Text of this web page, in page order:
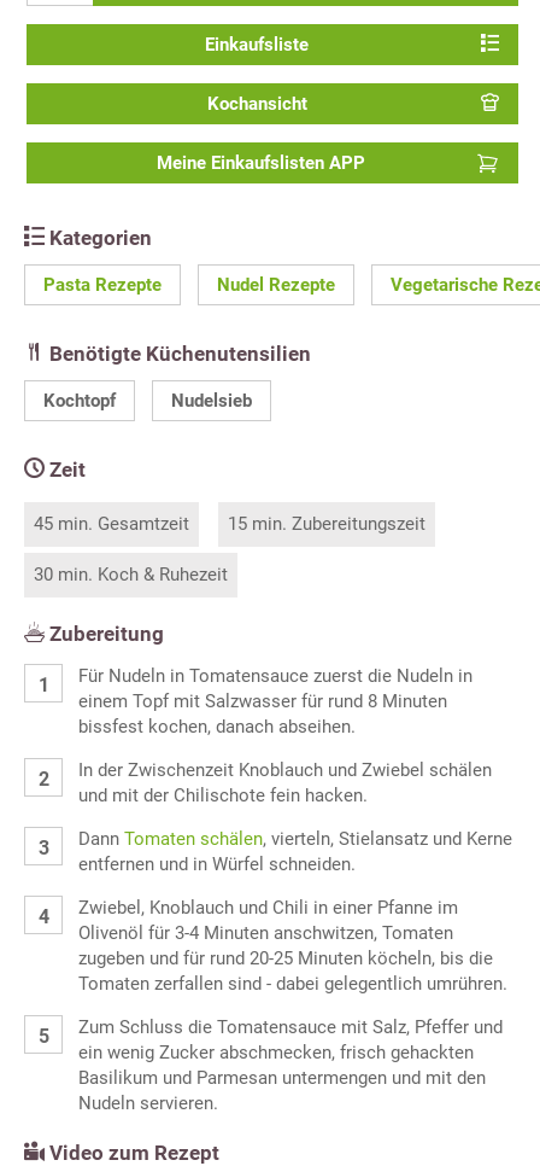
Einkaufsliste
Kochansicht
Meine Einkaufslisten APP
Kategorien
Pasta Rezepte Nudel Rezepte Vegetarische
Benötigte Küchenutensilien
Kochtopf Nudelsieb
Zeit
45 min. Gesamtzeit 15 min. Zubereitungszeit
30 min. Koch & Ruhezeit
Zubereitung
Für Nudeln in Tomatensauce zuerst die Nudeln in
einem Topf mit Salzwasser für rund 8 Minuten
bissfest kochen, danach abseihen.
In der Zwischenzeit Knoblauch und Zwiebel schälen
und mit der Chilischote fein hacken.
Dann Tomaten schälen, vierteln, Stielansatz und Kerne
entfernen und in Würfel schneiden.
Zwiebel, Knoblauch und Chili in einer Pfanne im
Olivenöl für 3-4 Minuten anschwitzen, Tomaten
zugeben und für rund 20-25 Minuten köcheln, bis die
Tomaten zerfallen sind - dabei gelegentlich umrühren.
Zum Schluss die Tomatensauce mit Salz, Pfeffer und
ein wenig Zucker abschmecken, frisch gehackten
Basilikum und Parmesan untermengen und mit den
Nudeln servieren.
Video zum Rezept